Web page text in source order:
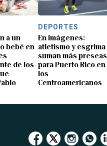
a un
bebé en
de los
DEPORTES
En imágenes:
atletismo y esgrima
suman más preseas
para Puerto Rico en
los
Centroamericanos